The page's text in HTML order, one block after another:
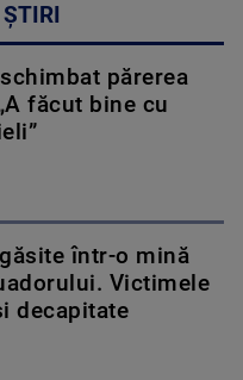
părerea
făcut bine cu
într-o mină
Victimele
decapitate